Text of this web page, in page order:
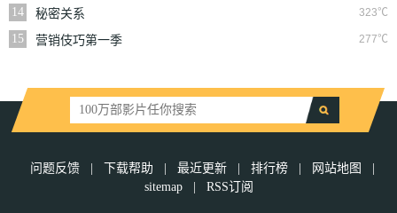
14
323℃
秘密关系
15
277℃
营销伎巧第一季
问题反馈 下载帮助 最近更新 排行榜 网站地图
sitemap
RSS订阅